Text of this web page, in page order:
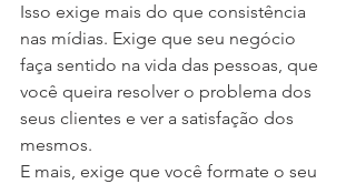
Isso exige mais do que consistência
nas mídias. Exige que seu negócio
faça sentido na vida das pessoas, que
você queira resolver o problema dos
seus clientes e ver a satisfação dos
mesmos.
E mais, exige que você formate o seu